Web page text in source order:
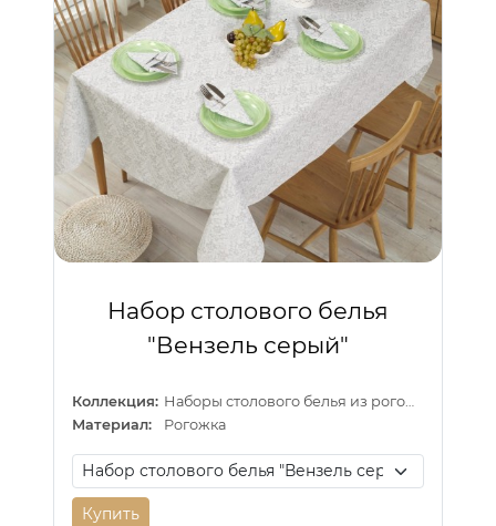
Набор столового белья
"Вензель серый"
Коллекция:
Материал:
Рогожка
Купить